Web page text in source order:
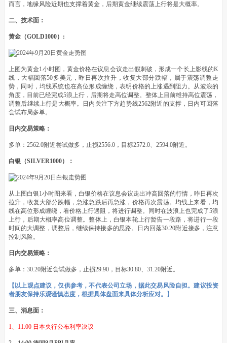
而言，地缘风险近期也支撑着黄金，后期黄金继续震荡上行将是大概率。
二、技术面：
黄金（GOLD1000）:
上图为黄金1小时图，黄金价格在议息会议走出假刺破，形成一个长上影线的K
线，大幅回落50多美元，昨日再次拉升，收复大部分跌幅，属于震荡调整走
势，同时，均线系统也在高位形成缠绕，表明价格的上涨遇到阻力。从波浪的
角度，目前已经完成5浪上行，后期将走高位调整。整体上目前维持高位震荡，
调整后继续上行是大概率。日内关注下方趋势线2562附近的支撑，日内可回落
尝试布局多单。
日内交易策略：
多单：2562.0附近尝试做多，止损2556.0，目标2572.0、2594.0附近。
白银（SILVER1000）：
从上图白银1小时图来看，白银价格在议息会议走出冲高回落的行情，昨日再次
拉升，收复大部分跌幅，急涨急跌后再急涨，价格再次震荡。均线上来看，均
线在高位形成缠绕，看价格上行遇阻，将进行调整。同时在波浪上也完成了5浪
上行，后期大概率高位调整。整体上，白银本轮上行暂告一段路，将进行一段
时间的大调整，调整后，继续保持接多的思路。日内回落30.20附近接多，注意
控制风险。
日内交易策略：
多单：30.20附近尝试做多，止损29.90，目标30.80、31.20附近。
【以上观点建议，仅供参考，不代表公司立场，据此交易风险自担。建议投资
者朋友保持乐观谨慎态度，根据具体盘面来具体分析应对。】
三、消息面：
1、11:00 日本央行公布利率决议